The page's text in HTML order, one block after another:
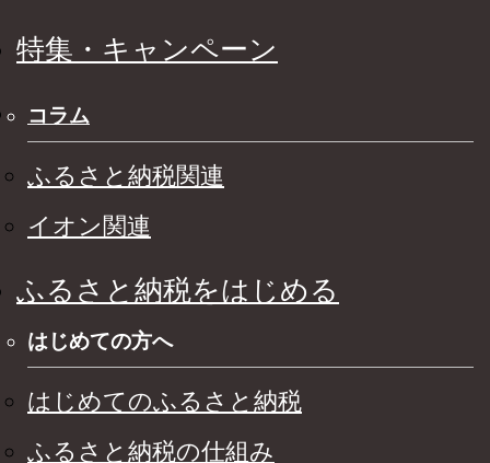
特集・キャンペーン
コラム
ふるさと納税関連
イオン関連
ふるさと納税をはじめる
はじめての方へ
はじめてのふるさと納税
ふるさと納税の仕組み